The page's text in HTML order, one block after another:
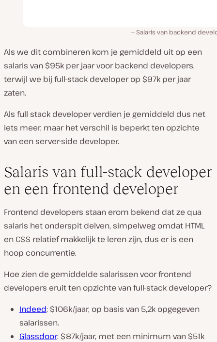
Salaris van backend
Als we dit combineren kom je gemiddeld uit op een
salaris van $95k per jaar voor backend developers,
terwijl we bij full-stack developer op $97k per jaar
zaten.
Als full stack developer verdien je gemiddeld dus net
iets meer, maar het verschil is beperkt ten opzichte
van een server-side developer.
Salaris van full-stack developer
en een frontend developer
Frontend developers staan erom bekend dat ze qua
salaris het onderspit delven, simpelweg omdat HTML
en CSS relatief makkelijk te leren zijn, dus er is een
hoop concurrentie.
Hoe zien de gemiddelde salarissen voor frontend
developers eruit ten opzichte van full-stack developer?
Indeed: $106k/jaar, op basis van 5,2k opgegeven
salarissen.
Glassdoor: $87k/jaar, met een minimum van $51k